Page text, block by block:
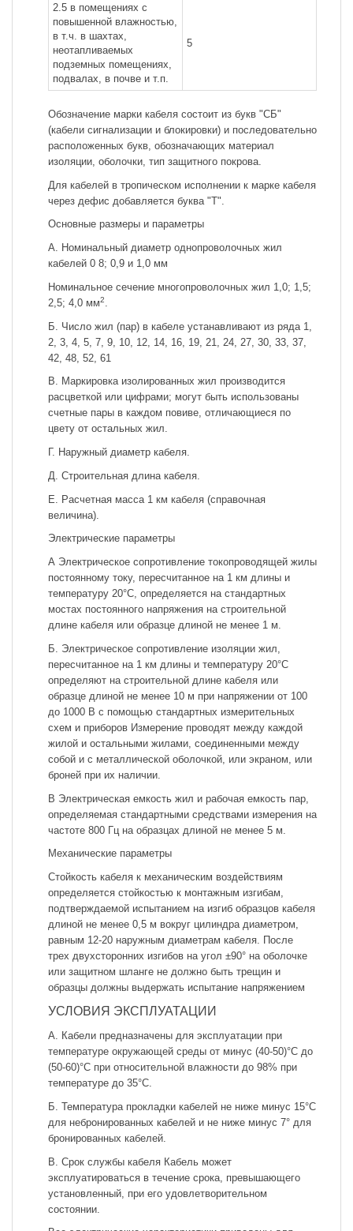
2.5 в помещениях с
повышенной влажностью,
в т.ч. в шахтах,
неотапливаемых
подземных помещениях,
подвалах, в почве и т.п.
5
Обозначение марки кабеля состоит из букв "СБ"
(кабели сигнализации и блокировки) и последовательно
расположенных букв, обозначающих материал
изоляции, оболочки, тип защитного покрова.
Для кабелей в тропическом исполнении к марке кабеля
через дефис добавляется буква "Т".
Основные размеры и параметры
A. Номинальный диаметр однопроволочных жил
кабелей 0 8; 0,9 и 1,0 мм
Номинальное сечение многопроволочных жил 1,0; 1,5;
2,5; 4,0 мм2
Б. Число жил (пар) в кабеле устанавливают из ряда 1,
2, 3, 4, 5, 7, 9, 10, 12, 14, 16, 19, 21, 24, 27, 30, 33, 37,
42, 48, 52, 61
B. Маркировка изолированных жил производится
расцветкой или цифрами; могут быть использованы
счетные пары в каждом повиве, отличающиеся по
цвету от остальных жил.
Г. Наружный диаметр кабеля.
Д. Строительная длина кабеля.
Е. Расчетная масса 1 км кабеля (справочная
величина).
Электрические параметры
А Электрическое сопротивление токопроводящей жилы
постоянному току, пересчитанное на 1 км длины и
температуру 20°С, определяется на стандартных
мостах постоянного напряжения на строительной
длине кабеля или образце длиной не менее 1 м.
Б. Электрическое сопротивление изоляции жил,
пересчитанное на 1 км длины и температуру 20°С
определяют на строительной длине кабеля или
образце длиной не менее 10 м при напряжении от 100
до 1000 В с помощью стандартных измерительных
схем и приборов Измерение проводят между каждой
жилой и остальными жилами, соединенными между
собой и с металлической оболочкой, или экраном, или
броней при их наличии.
В Электрическая емкость жил и рабочая емкость пар,
определяемая стандартными средствами измерения на
частоте 800 Гц на образцах длиной не менее 5 м.
Механические параметры
Стойкость кабеля к механическим воздействиям
определяется стойкостью к монтажным изгибам,
подтверждаемой испытанием на изгиб образцов кабеля
длиной не менее 0,5 м вокруг цилиндра диаметром,
равным 12-20 наружным диаметрам кабеля. После
трех двухсторонних изгибов на угол ±90° на оболочке
или защитном шланге не должно быть трещин и
образцы должны выдержать испытание напряжением
УСЛОВИЯ ЭКСПЛУАТАЦИИ
A. Кабели предназначены для эксплуатации при
температуре окружающей среды от минус (40-50)°С до
(50-60)°С при относительной влажности до 98% при
температуре до 35°С.
Б. Температура прокладки кабелей не ниже минус 15°С
для небронированных кабелей и не ниже минус 7° для
бронированных кабелей.
B. Срок службы кабеля Кабель может
эксплуатироваться в течение срока, превышающего
установленный, при его удовлетворительном
состоянии.